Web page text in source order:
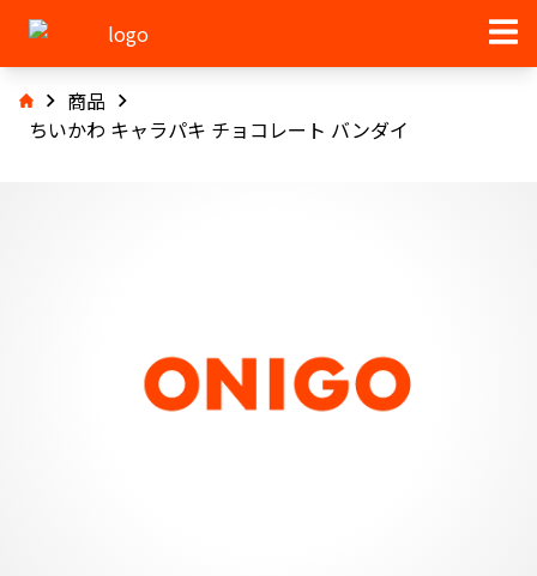
商品
ちいかわ キャラパキ チョコレート バンダイ